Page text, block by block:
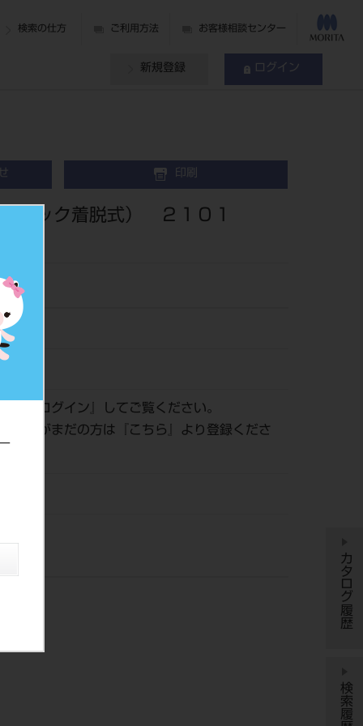
検索の仕方 ご利用方法 お客様相談センター
新規登録 ログイン
印刷
ック着脱式） ２１０１
ログイン 』してご覧ください。
登録がまだの方は『
こちら 』より登録くださ
カタログ履歴
検索履歴